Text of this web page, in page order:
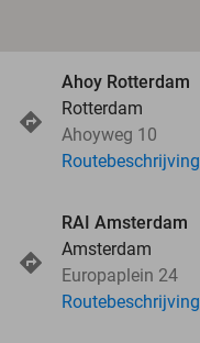
Ahoy Rotterdam
Rotterdam
Ahoyweg 10
Routebeschrijving
RAI Amsterdam
Amsterdam
Europaplein 24
Routebeschrijving